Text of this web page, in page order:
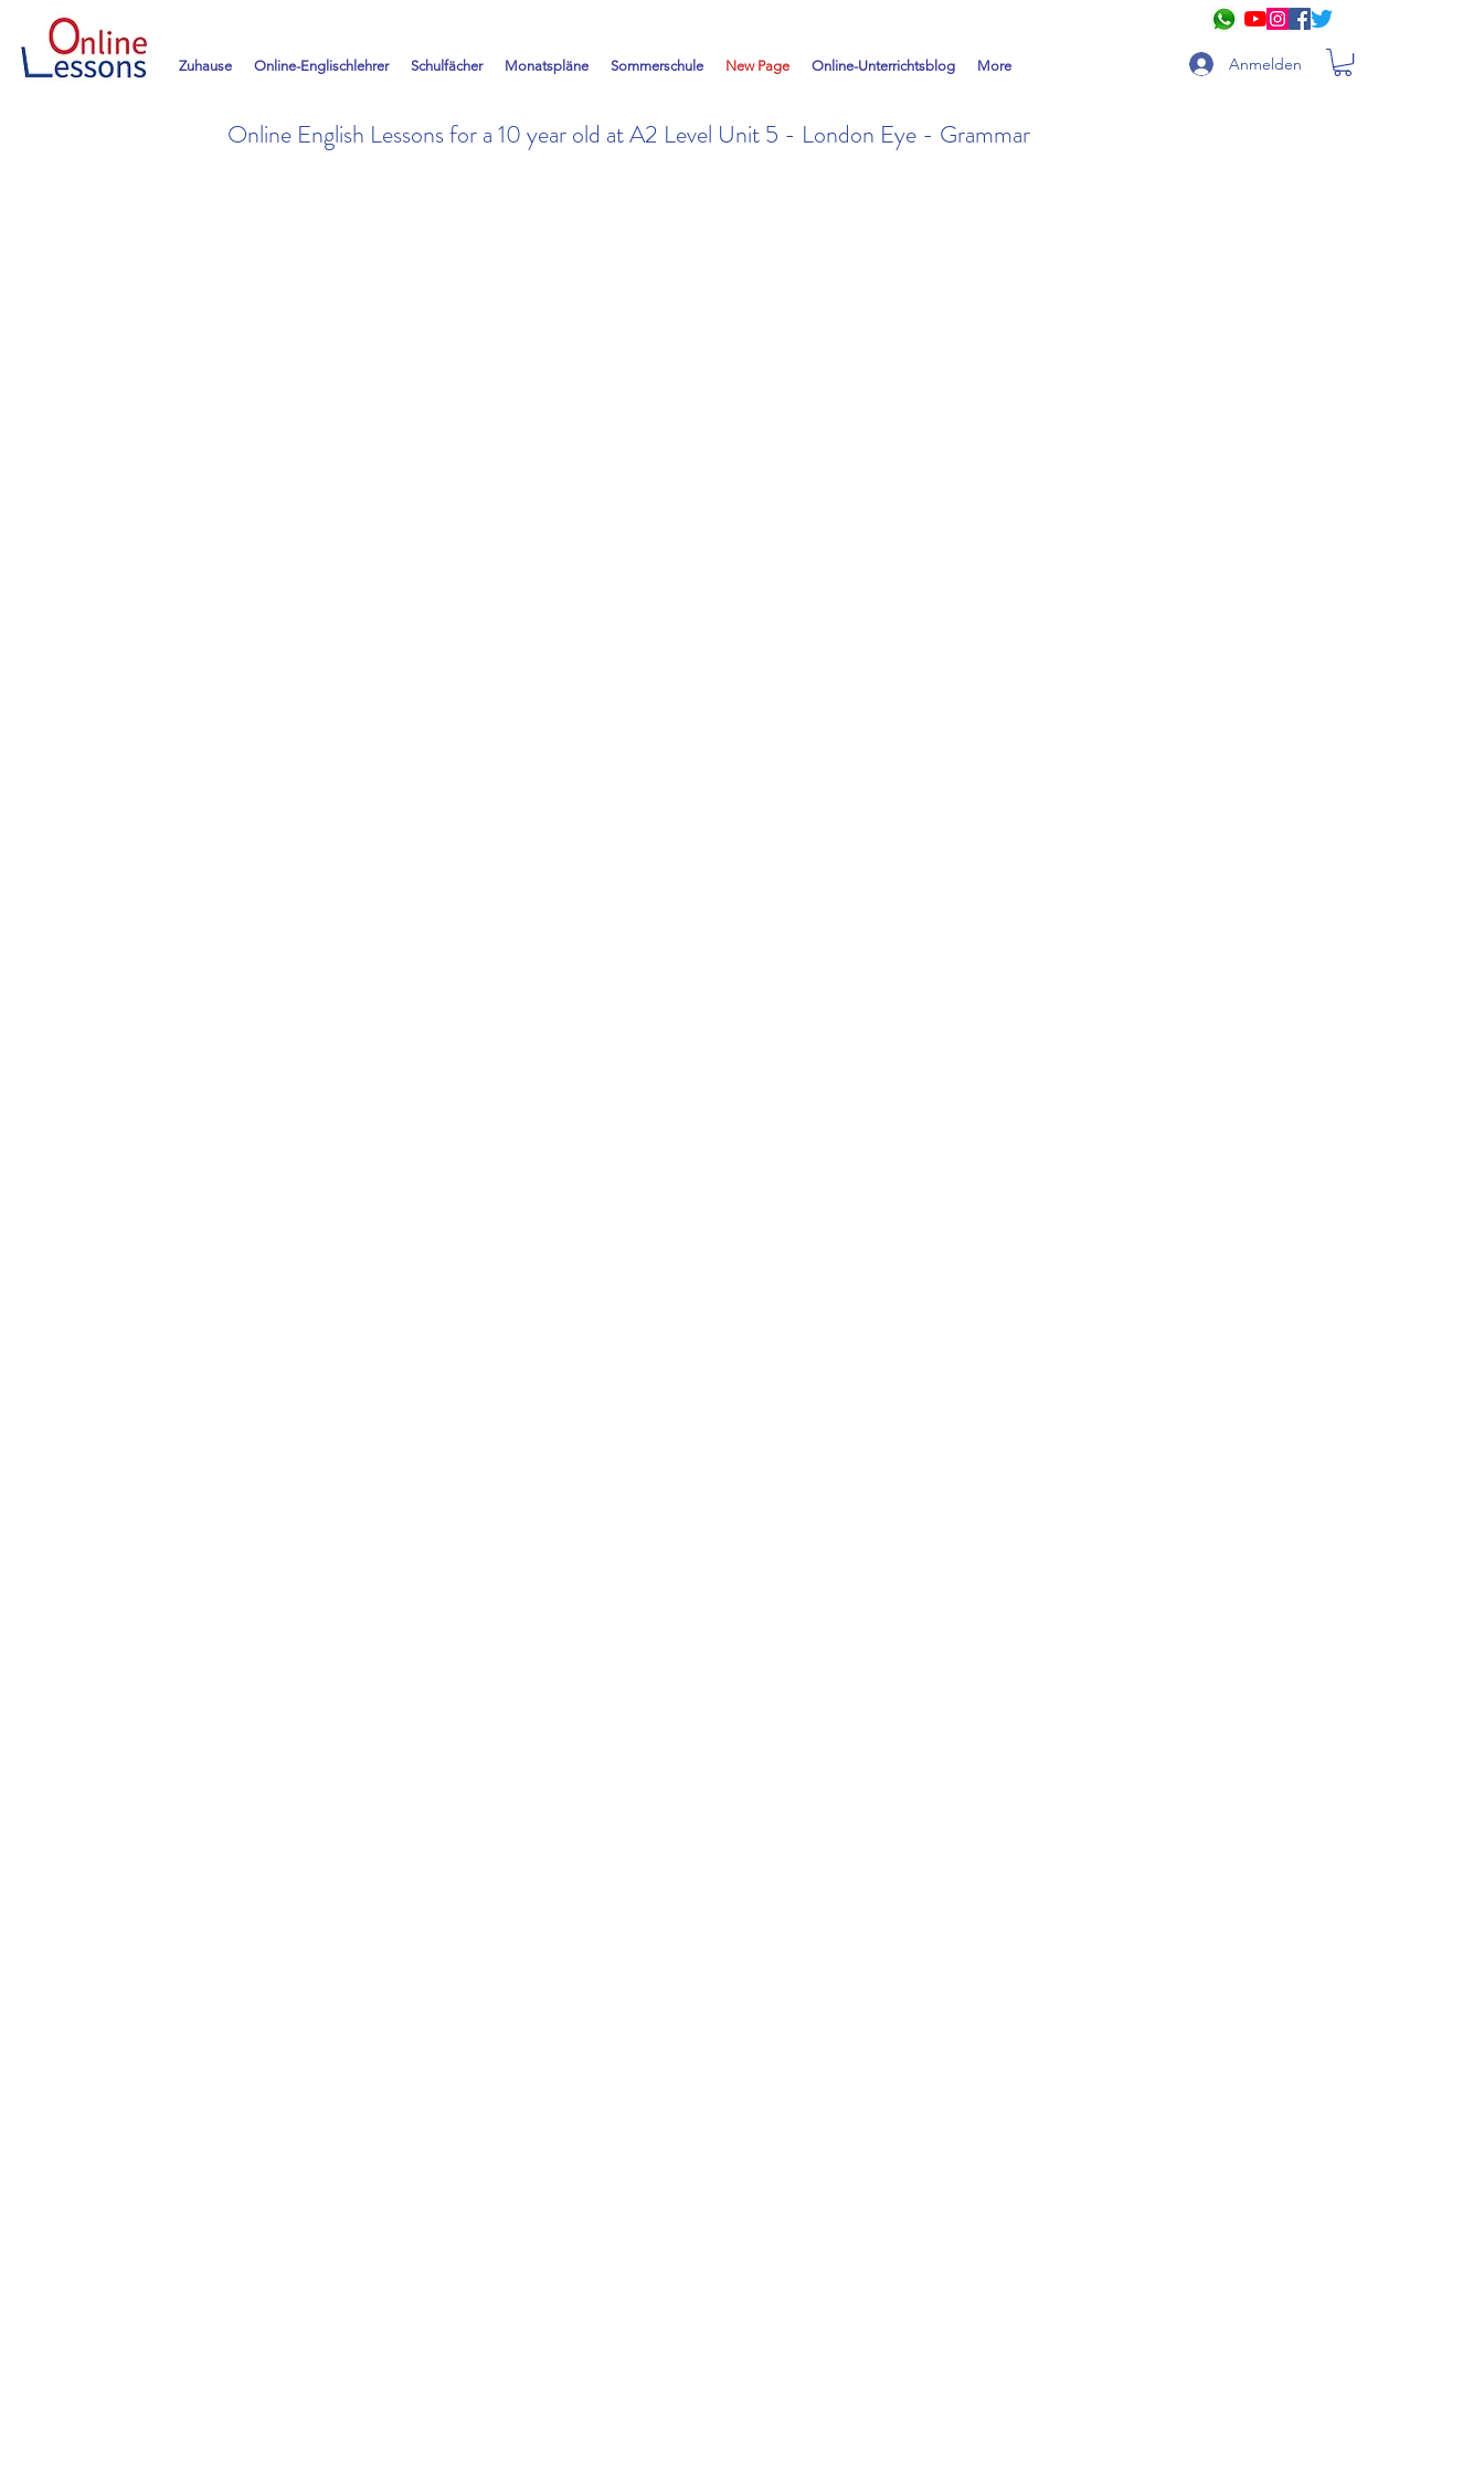
Zuhause Online-Englischlehrer Schulfächer Monatspläne Sommerschule New Page Online-Unterrichtsblog More Anmelden
Online English Lessons for a 10 year old at A2 Level Unit 5 - London Eye - Grammar